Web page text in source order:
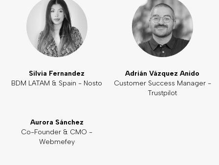
Silvia Fernandez
BDM LATAM & Spain - Nosto
Adrián Vázquez Anido
Customer Success Manager -
Trustpilot
Aurora Sánchez
Co-Founder & CMO -
Webmefey